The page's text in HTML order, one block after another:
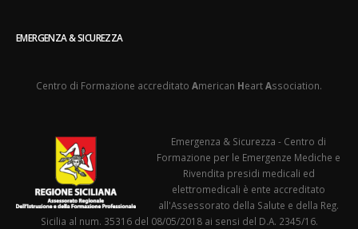
EMERGENZA & SICUREZZA
Centro di Formazione accreditato American HeartAssociation.
Emergenza & Sicurezza - Centro di
Formazione per le Emergenze Mediche e
Rivendita presidi medicali ed
elettromedicali è ente accreditato
all'Assessorato della Salute e della Reg.
Sicilia al num. 35316 del 08/05/2018 ai sensi del D.A. 2345/16.